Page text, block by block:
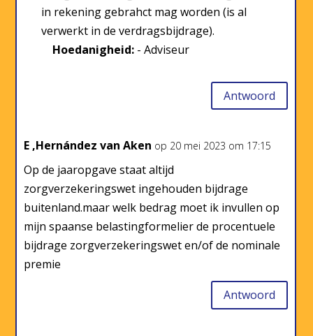
in rekening gebrahct mag worden (is al
verwerkt in de verdragsbijdrage).
Hoedanigheid: - Adviseur
Antwoord
E ,Hernández van Aken op 20 mei 2023 om 17:15
Op de jaaropgave staat altijd
zorgverzekeringswet ingehouden bijdrage
buitenland.maar welk bedrag moet ik invullen op
mijn spaanse belastingformelier de procentuele
bijdrage zorgverzekeringswet en/of de nominale
premie
Antwoord